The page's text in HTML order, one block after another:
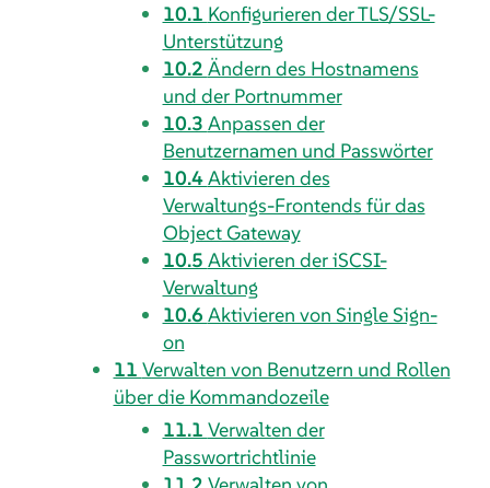
10.1 Konfigurieren der TLS/SSL-
Unterstützung
10.2 Ändern des Hostnamens
und der Portnummer
10.3 Anpassen der
Benutzernamen und Passwörter
10.4Aktivieren des
Verwaltungs-Frontends für das
Object Gateway
10.5 Aktivieren der iSCSI-
Verwaltung
10.6 Aktivieren von Single Sign-
on
11 Verwalten von Benutzern und Rollen
über die Kommandozeile
11.1 Verwalten der
Passwortrichtlinie